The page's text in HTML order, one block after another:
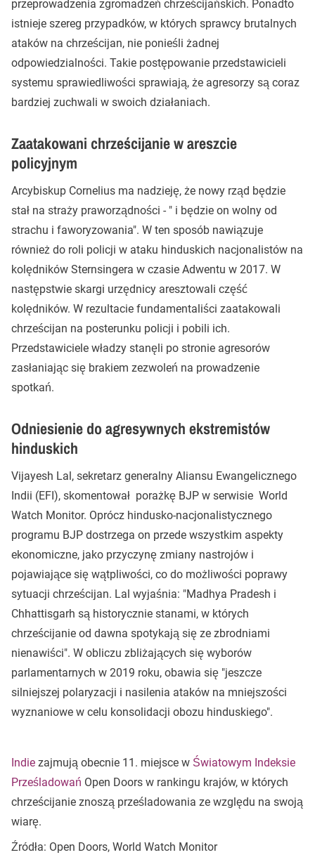
przeprowadzenia zgromadzeń chrześcijańskich. Ponadto
istnieje szereg przypadków, w których sprawcy brutalnych
ataków na chrześcijan, nie ponieśli żadnej
odpowiedzialności. Takie postępowanie przedstawicieli
systemu sprawiedliwości sprawiają, że agresorzy są coraz
bardziej zuchwali w swoich działaniach.
Zaatakowani chrześcijanie w areszcie
policyjnym
Arcybiskup Cornelius ma nadzieję, że nowy rząd będzie
stał na straży praworządności - " i będzie on wolny od
strachu i faworyzowania". W ten sposób nawiązuje
również do roli policji w ataku hinduskich nacjonalistów na
kolędników Sternsingera w czasie Adwentu w 2017. W
następstwie skargi urzędnicy aresztowali część
kolędników. W rezultacie fundamentaliści zaatakowali
chrześcijan na posterunku policji i pobili ich.
Przedstawiciele władzy stanęli po stronie agresorów
zasłaniając się brakiem zezwoleń na prowadzenie
spotkań.
Odniesienie do agresywnych ekstremistów
hinduskich
Vijayesh Lal, sekretarz generalny Aliansu Ewangelicznego
Indii (EFI), skomentował porażkę BJP w serwisie World
Watch Monitor. Oprócz hindusko-nacjonalistycznego
programu BJP dostrzega on przede wszystkim aspekty
ekonomiczne, jako przyczynę zmiany nastrojów i
pojawiające się wątpliwości, co do możliwości poprawy
sytuacji chrześcijan. Lal wyjaśnia: "Madhya Pradesh i
Chhattisgarh są historycznie stanami, w których
chrześcijanie od dawna spotykają się ze zbrodniami
nienawiści". W obliczu zbliżających się wyborów
parlamentarnych w 2019 roku, obawia się "jeszcze
silniejszej polaryzacji i nasilenia ataków na mniejszości
wyznaniowe w celu konsolidacji obozu hinduskiego".
Indie zajmują obecnie 11. miejsce w Światowym Indeksie
Prześladowań Open Doors w rankingu krajów, w których
chrześcijanie znoszą prześladowania ze względu na swoją
wiarę.
Źródła: Open Doors, World Watch Monitor